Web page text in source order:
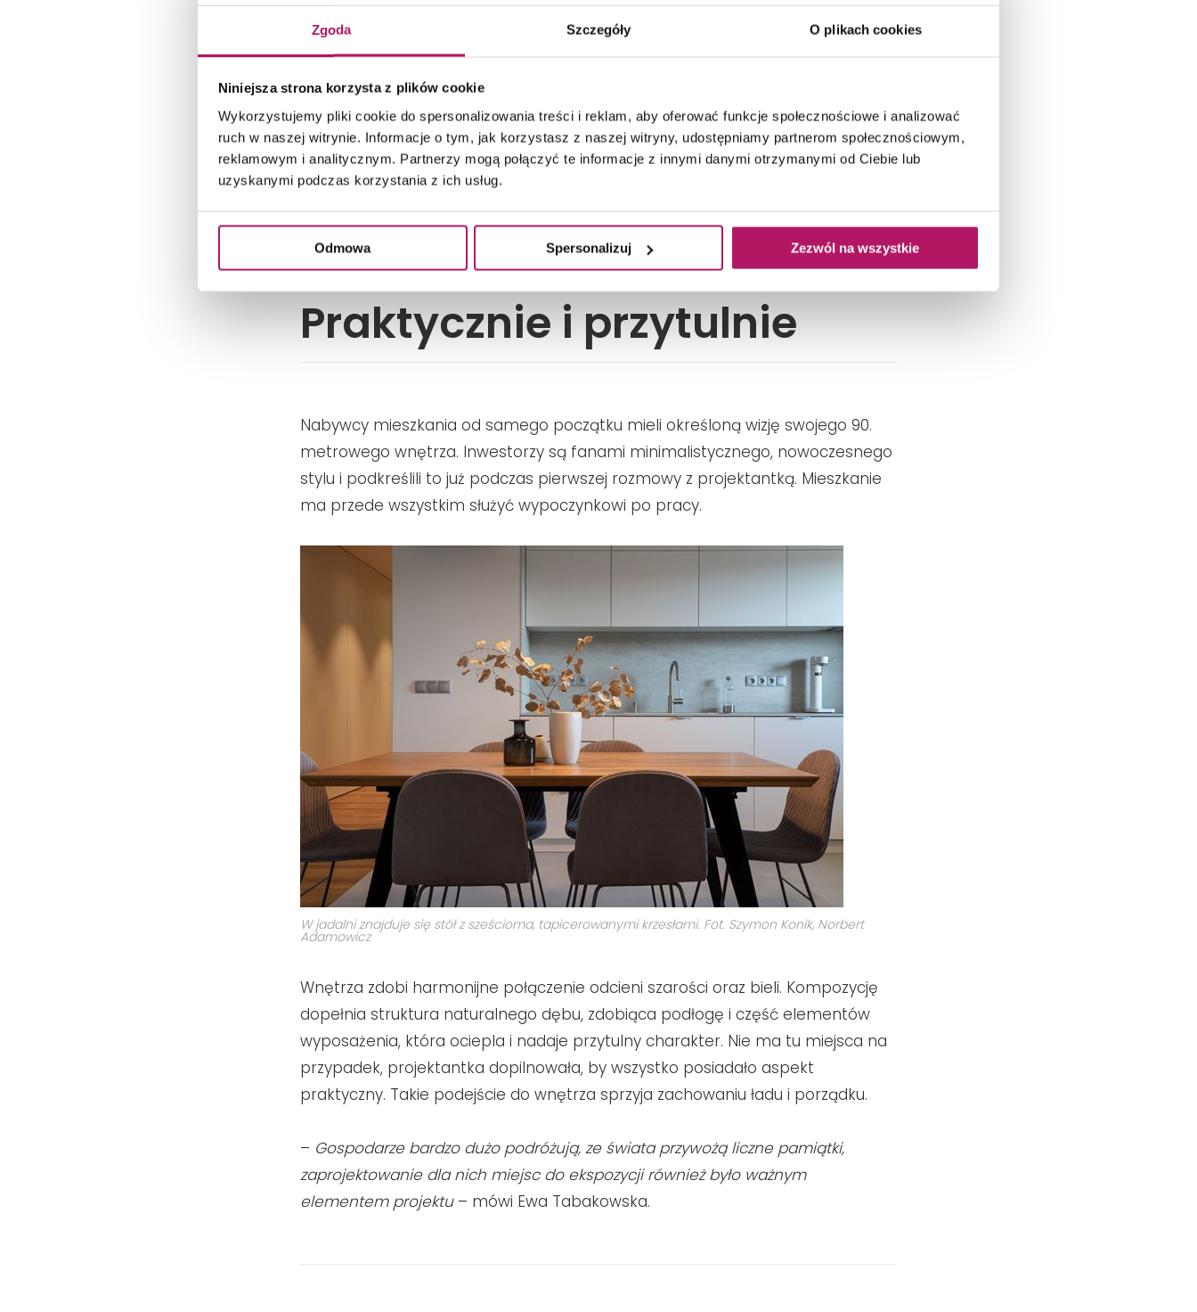
Zgoda Szczegóły O plikach cookies
Niniejsza strona korzysta z plików cookie
Wykorzystujemy pliki cookie do spersonalizowania treści i reklam, aby oferować funkcje społecznościowe i analizować
ruch w naszej witrynie. Informacje o tym, jak korzystasz z naszej witryny, udostępniamy partnerom społecznościowym,
reklamowym i analitycznym. Partnerzy mogą połączyć te informacje z innymi danymi otrzymanymi od Ciebie lub
uzyskanymi podczas korzystania z ich usług.
Odmowa Spersonalizuj Zezwól na wszystkie
Wnętrza w mieszkaniu cechuje spójna, stonowana kolorystyka. Fot. Szymon Konik, Norbert
Adamowicz
Praktycznie i przytulnie
Nabywcy mieszkania od samego początku mieli określoną wizję swojego 90.
metrowego wnętrza. Inwestorzy są fanami minimalistycznego, nowoczesnego
stylu i podkreślili to już podczas pierwszej rozmowy z projektantką. Mieszkanie
ma przede wszystkim służyć wypoczynkowi po pracy.
W jadalni znajduje się stół z sześcioma, tapicerowanymi krzesłami. Fot. Szymon Konik, Norbert
Adamowicz
Wnętrza zdobi harmonijne połączenie odcieni szarości oraz bieli. Kompozycję
dopełnia struktura naturalnego dębu, zdobiąca podłogę i część elementów
wyposażenia, która ociepla i nadaje przytulny charakter. Nie ma tu miejsca na
przypadek, projektantka dopilnowała, by wszystko posiadało aspekt
praktyczny. Takie podejście do wnętrza sprzyja zachowaniu ładu i porządku.
– Gospodarze bardzo dużo podróżują, ze świata przywożą liczne pamiątki,
zaprojektowanie dla nich miejsc do ekspozycji również było ważnym
elementem projektu – mówi Ewa Tabakowska.